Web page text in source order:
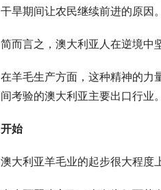
干旱期间让农民继续前进的原因。
简而言之，澳大利亚人在逆境中
在羊毛生产方面，这种精神的力
间考验的澳大利亚主要出口行业。
开始
澳大利亚羊毛业的起步很大程度